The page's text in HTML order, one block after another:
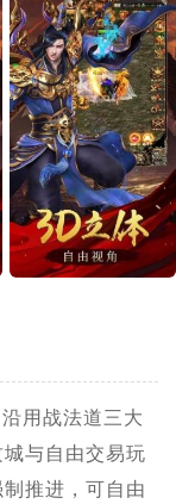
用战法道三大
与自由交易玩
推进，可自由